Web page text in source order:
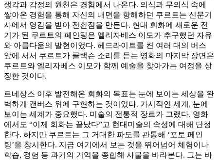
생각과 감정의 원천은 경험에서 나온다. 의식과 무의식 속에
쌓아온 경험을 통해 자신의 내면을 항해하던 쿠르트는 신문기
사에서 영감을 받아 전환점을 만든다. 현대 회화에 새로운 전
기가 된 쿠르트의 페인팅은 엘리자베스 이모가 추구했던 자유
와 아름다움의 발현이었다. 헤드라이트를 켠 여러 대의 버스
앞에 서서 쿠르트가 클랙슨 소리를 듣는 영화의 마지막 장면은
쿠르트와 엘리자베스 이모가 함께 예술을 찾아가는 여정을 상
징한 것이다.
르네상스 이후 발전해온 회화의 목표는 눈에 보이는 세상을 완
벽하게 캔버스 위에 구현하는 것이었다. 가시적인 세계, 눈에
보이는 세계가 중요했다. 미술의 전통적 장르가 그랬다. 영화
에서도 “이제 회화는 끝났다”고 현대미술의 속성에 대해 단정
한다. 하지만 쿠르트는 그 거대한 파도를 관통해 ‘포토 페인
팅’을 창시한다. 지금 여기에서 보는 것을 뛰어넘어 체험이나
학습, 경험 등 과거의 기억을 종합해 사물을 바라본다. 그는 바